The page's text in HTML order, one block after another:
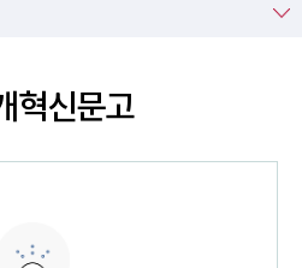
혁신문고